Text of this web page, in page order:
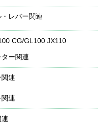
レバー関連
CG/GL100 JX110
ー関連
連
連